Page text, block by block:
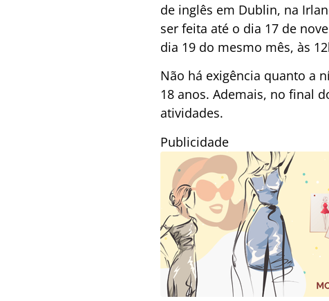
de inglês em Dublin, na
ser feita até o dia 17 de
dia 19 do mesmo mês, às
Não há exigência quanto a
18 anos. Ademais, no final
atividades.
Publicidade